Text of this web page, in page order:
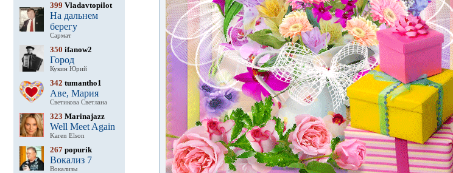
399 Vladavtopilot
На дальнем
берегу
Сармат
350 ifanow2
Город
Кукин Юрий
342 tumantho1
Аве, Мария
Светикова Светлана
323 Marinajazz
Well Meet Again
Karen Elson
267popurik
Вокализ 7
Вокализы